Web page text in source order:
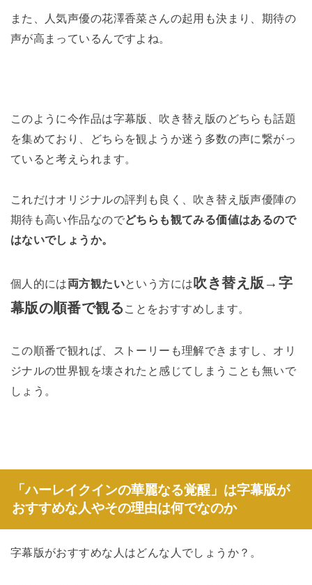
また、人気声優の花澤香菜さんの起用も決まり、期待の
声が高まっているんですよね。
このように今作品は字幕版、吹き替え版のどちらも話題
を集めており、どちらを観ようか迷う多数の声に繋がっ
ていると考えられます。
これだけオリジナルの評判も良く、吹き替え版声優陣の
期待も高い作品なのでどちらも観てみる価値はあるので
はないでしょうか。
個人的には両方観たいという方には 吹き替え版→字
幕版の順番で観る ことをおすすめ します。
この順番で観れば、ストーリーも理解できますし、オリ
ジナルの世界観を壊されたと感じてしまうことも無いで
しょう。
「ハーレイクインの華麗なる覚醒」は字幕版が
おすすめな人やその理由は何でなのか
字幕版がおすすめな人はどんな人でしょうか？。